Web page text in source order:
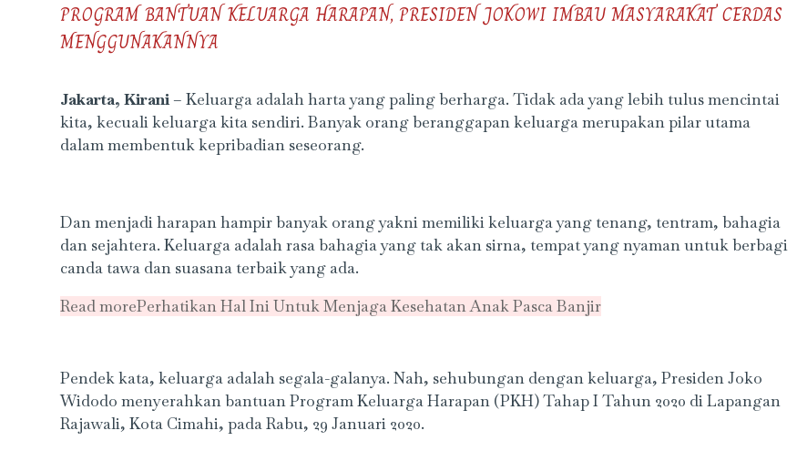
PROGRAM BANTUAN KELUARGA HARAPAN, PRESIDEN JOKOWI IMBAU MASYARAKAT CERDAS
MENGGUNAKANNYA
Jakarta, Kirani– Keluarga adalah harta yang paling berharga. Tidak ada yang lebih tulus mencintai
kita, kecuali keluarga kita sendiri. Banyak orang beranggapan keluarga merupakan pilar utama
dalam membentuk kepribadian seseorang.
Dan menjadi harapan hampir banyak orang yakni memiliki keluarga yang tenang, tentram, bahagia
dan sejahtera. Keluarga adalah rasa bahagia yang tak akan sirna, tempat yang nyaman untuk berbagi
canda tawa dan suasana terbaik yang ada.
Read morePerhatikan Hal Ini Untuk Menjaga Kesehatan Anak Pasca Banjir
Pendek kata, keluarga adalah segala-galanya. Nah, sehubungan dengan keluarga, Presiden Joko
Widodo menyerahkan bantuan Program Keluarga Harapan (PKH) Tahap I Tahun 2020 di Lapangan
Rajawali, Kota Cimahi, pada Rabu, 29 Januari 2020.